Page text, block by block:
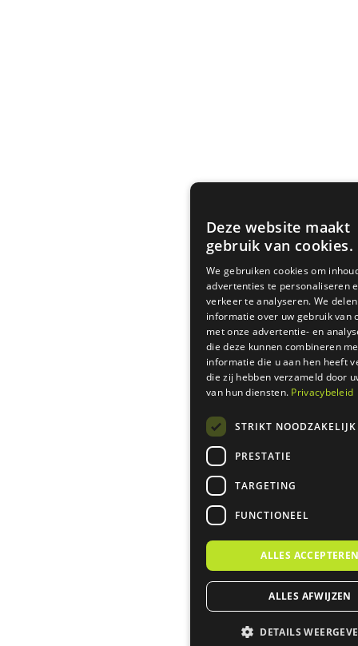
Deze website maakt
gebruik van cookies.
We gebruiken cookies om
advertenties te personaliseren
verkeer te analyseren. We
informatie over uw gebruik van
met onze advertentie- en
die deze kunnen combineren
informatie die u aan hen heeft
die zij hebben verzameld door
van hun diensten. Privacybeleid
STRIKT NOODZAKELIJK
PRESTATIE
TARGETING
FUNCTIONEEL
ALLES
ALLES AFWIJZEN
DETAILS